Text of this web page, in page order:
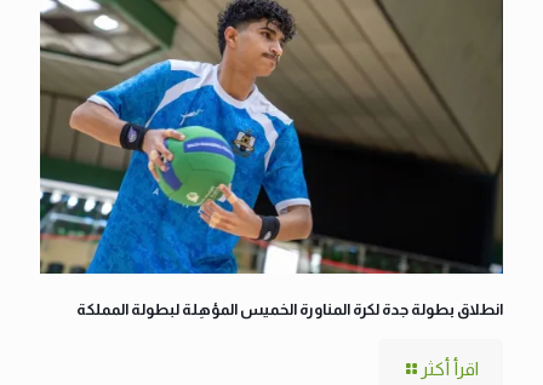
انطلاق بطولة جدة لكرة المناورة الخميس المؤهِلة لبطولة المملكة
اقرأ أكثر